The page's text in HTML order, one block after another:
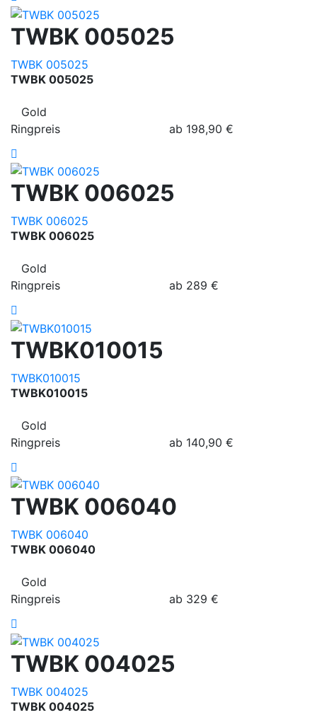
TWBK 005025
TWBK 005025
TWBK 005025
Gold
Ringpreis
ab 198,90 €
TWBK 006025
TWBK 006025
TWBK 006025
Gold
Ringpreis
ab 289 €
TWBK010015
TWBK010015
TWBK010015
Gold
Ringpreis
ab 140,90 €
TWBK 006040
TWBK 006040
TWBK 006040
Gold
Ringpreis
ab 329 €
TWBK 004025
TWBK 004025
TWBK 004025